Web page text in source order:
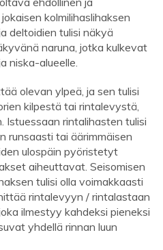
kolmilihaslihaksen
deltoidien tulisi näkyä
naruna, jotka kulkevat
niska-alueelle.
olevan ylpeä, ja sen tulisi
kilpestä tai rintalevystä,
Istuessaan rintalihasten tulisi
runsaasti tai äärimmäisen
ulospäin pyöristetyt
aiheuttavat. Seisomisen
tulisi olla voimakkaasti
rintalevyyn / rintalastaan
ilmestyy kahdeksi pieneksi
yhdellä rinnan luun